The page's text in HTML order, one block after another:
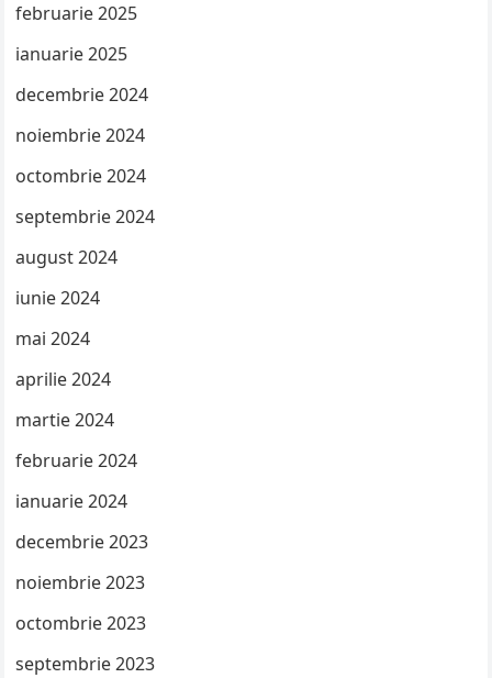
februarie 2025
ianuarie 2025
decembrie 2024
noiembrie 2024
octombrie 2024
septembrie 2024
august 2024
iunie 2024
mai 2024
aprilie 2024
martie 2024
februarie 2024
ianuarie 2024
decembrie 2023
noiembrie 2023
octombrie 2023
septembrie 2023